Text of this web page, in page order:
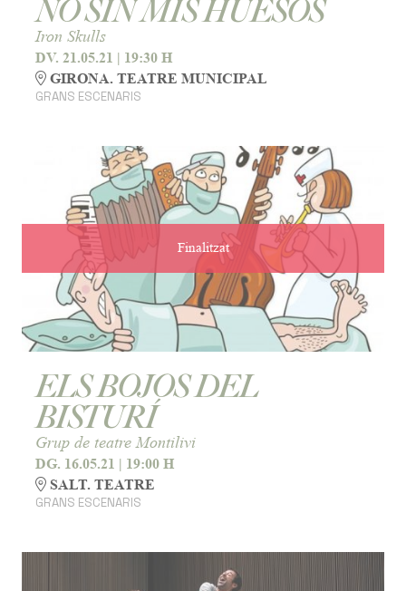
NO SIN MIS HUESOS
Iron Skulls
DV. 21.05.21 | 19:30 H
GIRONA. TEATRE MUNICIPAL
GRANS ESCENARIS
Finalitzat
ELS BOJOS DEL
BISTURÍ
Grup de teatre Montilivi
DG. 16.05.21 | 19:00 H
SALT. TEATRE
GRANS ESCENARIS